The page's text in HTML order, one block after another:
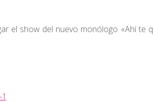
el show del nuevo monólogo «Ahí te